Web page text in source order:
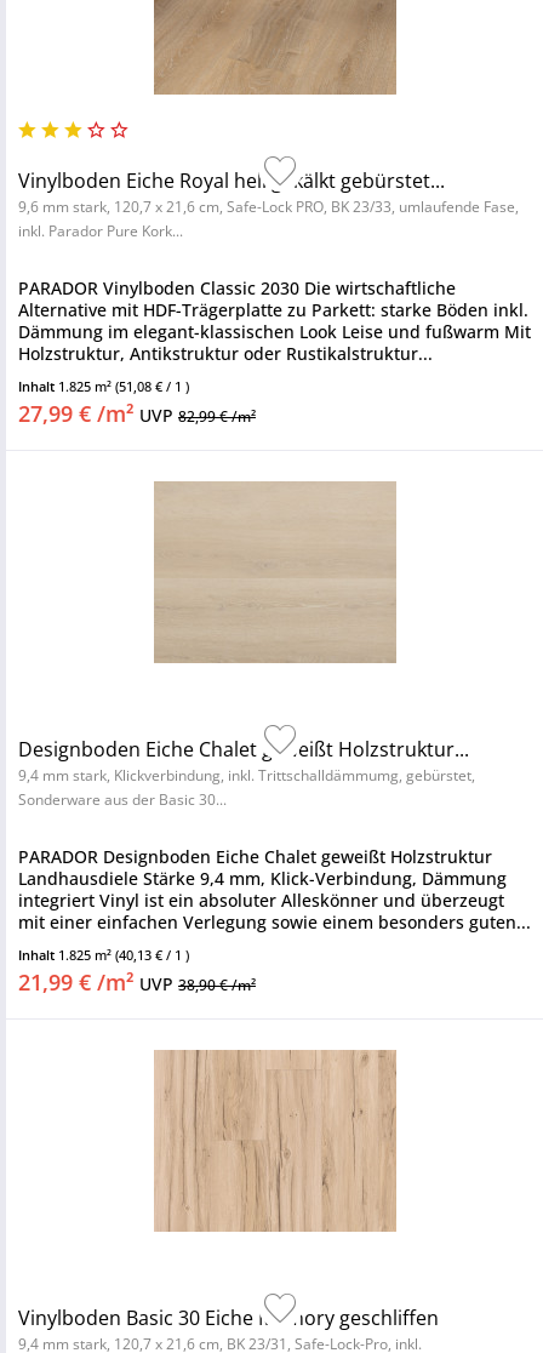
Vinylboden Eiche Royal hell gekälkt gebürstet...
9,6 mm stark, 120,7 x 21,6 cm, Safe-Lock PRO, BK 23/33, umlaufende Fase,
inkl. Parador Pure Kork...
PARADOR Vinylboden Classic 2030 Die wirtschaftliche
Alternative mit HDF-Trägerplatte zu Parkett: starke Böden inkl.
Dämmung im elegant-klassischen Look Leise und fußwarm Mit
Holzstruktur, Antikstruktur oder Rustikalstruktur...
Inhalt 1.825 m² (51,08 € / 1 )
27,99 € /m² UVP 82,99 € /m²
Designboden Eiche Chalet geweißt Holzstruktur...
9,4 mm stark, Klickverbindung, inkl. Trittschalldämmumg, gebürstet,
Sonderware aus der Basic 30...
PARADOR Designboden Eiche Chalet geweißt Holzstruktur
Landhausdiele Stärke 9,4 mm, Klick-Verbindung, Dämmung
integriert Vinyl ist ein absoluter Alleskönner und überzeugt
mit einer einfachen Verlegung sowie einem besonders guten...
Inhalt 1.825 m² (40,13 € / 1 )
21,99 € /m² UVP 38,90 € /m²
Vinylboden Basic 30 Eiche Memory geschliffen
9,4 mm stark, 120,7 x 21,6 cm, BK 23/31, Safe-Lock-Pro, inkl.